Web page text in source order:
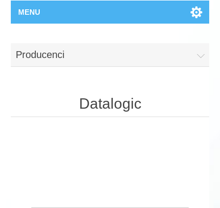
MENU
Producenci
Datalogic